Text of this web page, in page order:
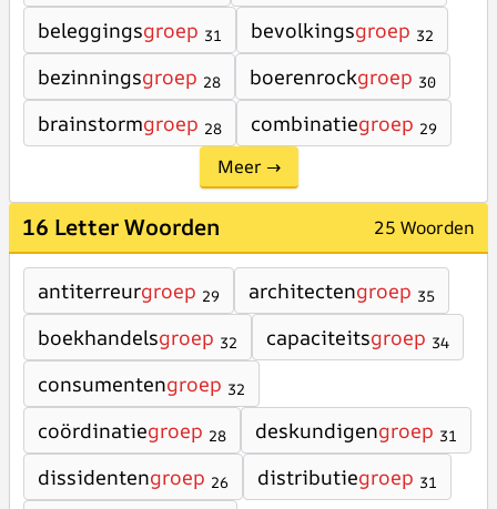
beleggingsgroep 31 bevolkingsgroep 32
bezinningsgroep 28 boerenrockgroep 30
brainstormgroep 28 combinatiegroep 29
Meer →
16 Letter Woorden 25 Woorden
antiterreurgroep 29 architectengroep 35
boekhandelsgroep 32 capaciteitsgroep 34
consumentengroep 32
coördinatiegroep 28 deskundigengroep 31
dissidentengroep 26 distributiegroep 31